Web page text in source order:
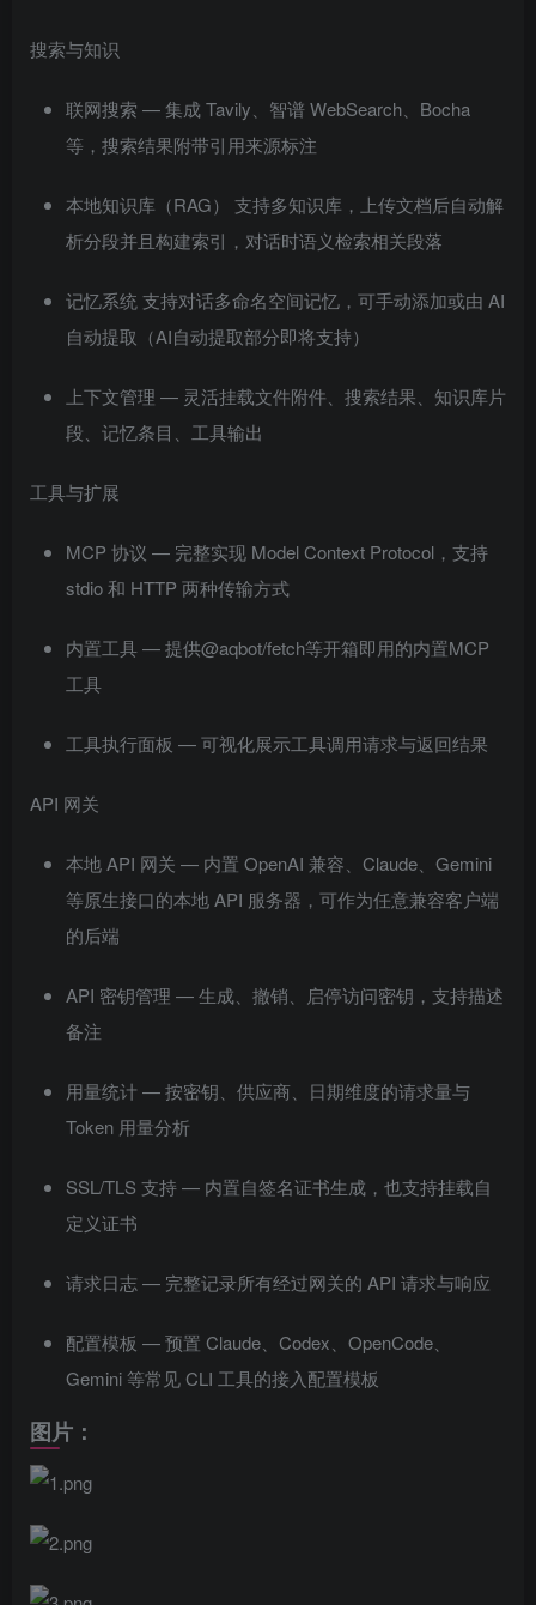
搜索与知识
联网搜索 — 集成 Tavily、智谱 WebSearch、Bocha
等，搜索结果附带引用来源标注
本地知识库（RAG） 支持多知识库，上传文档后自动解
析分段并且构建索引，对话时语义检索相关段落
记忆系统 支持对话多命名空间记忆，可手动添加或由 AI
自动提取（AI自动提取部分即将支持）
上下文管理 — 灵活挂载文件附件、搜索结果、知识库片
段、记忆条目、工具输出
工具与扩展
MCP 协议 — 完整实现 Model Context Protocol，支持
stdio 和 HTTP 两种传输方式
内置工具 — 提供@aqbot/fetch等开箱即用的内置MCP
工具
工具执行面板 — 可视化展示工具调用请求与返回结果
API 网关
本地 API 网关 — 内置 OpenAI 兼容、Claude、Gemini
等原生接口的本地 API 服务器，可作为任意兼容客户端
的后端
API 密钥管理 — 生成、撤销、启停访问密钥，支持描述
备注
用量统计 — 按密钥、供应商、日期维度的请求量与
Token 用量分析
SSL/TLS 支持 — 内置自签名证书生成，也支持挂载自
定义证书
请求日志 — 完整记录所有经过网关的 API 请求与响应
配置模板 — 预置 Claude、Codex、OpenCode、
Gemini 等常见 CLI 工具的接入配置模板
图片：